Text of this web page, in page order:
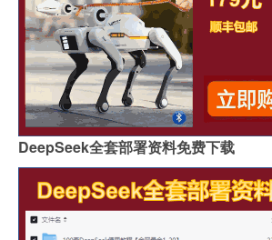
DeepSeek全套部署资料免费下载